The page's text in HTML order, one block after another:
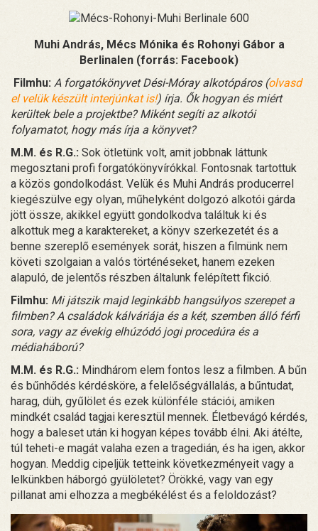
Muhi András, Mécs Mónika és Rohonyi Gábor a
Berlinalen (forrás: Facebook)
Filmhu: A forgatókönyvet Dési-Móray alkotópáros (olvasd
el velük készült interjúnkat is!) írja. Ők hogyan és miért
kerültek bele a projektbe? Miként segíti az alkotói
folyamatot, hogy más írja a könyvet?
M.M. és R.G.: Sok ötletünk volt, amit jobbnak láttunk
megosztani profi forgatókönyvírókkal. Fontosnak tartottuk
a közös gondolkodást. Velük és Muhi András producerrel
kiegészülve egy olyan, műhelyként dolgozó alkotói gárda
jött össze, akikkel együtt gondolkodva találtuk ki és
alkottuk meg a karaktereket, a könyv szerkezetét és a
benne szereplő események sorát, hiszen a filmünk nem
követi szolgaian a valós történéseket, hanem ezeken
alapuló, de jelentős részben általunk felépített fikció.
Filmhu: Mi játszik majd leginkább hangsúlyos szerepet a
filmben? A családok kálváriája és a két, szemben álló férfi
sora, vagy az évekig elhúzódó jogi procedúra és a
médiaháború?
M.M. és R.G.: Mindhárom elem fontos lesz a filmben. A bűn
és bűnhődés kérdésköre, a felelőségvállalás, a bűntudat,
harag, düh, gyűlölet és ezek különféle stációi, amiken
mindkét család tagjai keresztül mennek. Életbevágó kérdés,
hogy a baleset után ki hogyan képes tovább élni. Aki átélte,
túl teheti-e magát valaha ezen a tragedián, és ha igen, akkor
hogyan. Meddig cipeljük tetteink következményeit vagy a
lelkünkben háborgó gyülöletet? Örökké, vagy van egy
pillanat ami elhozza a megbékélést és a feloldozást?